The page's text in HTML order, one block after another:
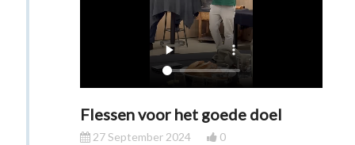
Flessen voor het goede doel
27 September 2024 0